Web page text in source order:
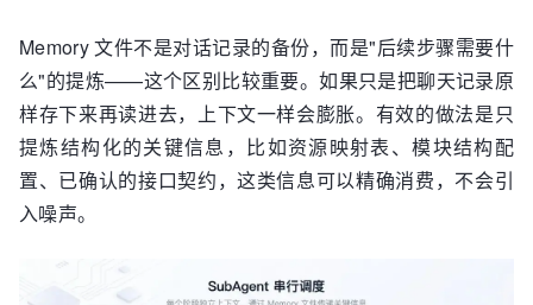
Memory 文件不是对话记录的备份，而是"后续步骤需要什
么"的提炼——这个区别比较重要。如果只是把聊天记录原
样存下来再读进去，上下文一样会膨胀。有效的做法是只
提炼结构化的关键信息，比如资源映射表、模块结构配
置、已确认的接口契约，这类信息可以精确消费，不会引
入噪声。